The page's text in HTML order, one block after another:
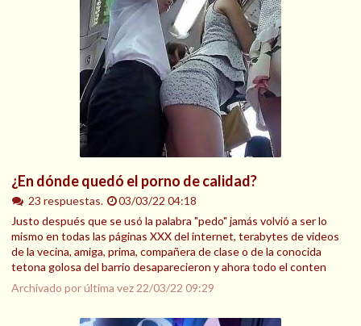
¿En dónde quedó el porno de calidad?
23 respuestas.
03/03/22 04:18
Justo después que se usó la palabra "pedo" jamás volvió a ser lo
mismo en todas las páginas XXX del internet, terabytes de videos
de la vecina, amiga, prima, compañera de clase o de la conocida
tetona golosa del barrio desaparecieron y ahora todo el conten
Archivado por última vez 22/03/22 09:29